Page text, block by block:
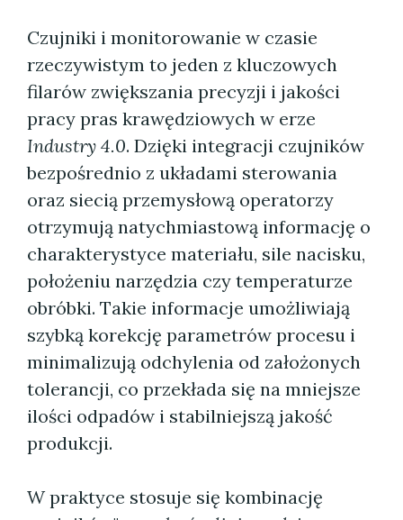
Czujniki i monitorowanie w czasie
rzeczywistym to jeden z kluczowych
filarów zwiększania precyzji i jakości
pracy pras krawędziowych w erze
Industry 4.0. Dzięki integracji czujników
bezpośrednio z układami sterowania
oraz siecią przemysłową operatorzy
otrzymują natychmiastową informację o
charakterystyce materiału, sile nacisku,
położeniu narzędzia czy temperaturze
obróbki. Takie informacje umożliwiają
szybką korekcję parametrów procesu i
minimalizują odchylenia od założonych
tolerancji, co przekłada się na mniejsze
ilości odpadów i stabilniejszą jakość
produkcji.
W praktyce stosuje się kombinację